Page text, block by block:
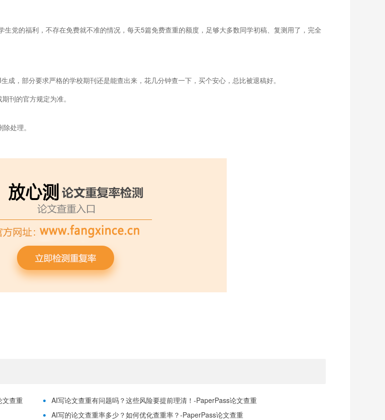
党的福利，不存在免费就不准的情况，每天5篇免费查重的额度，足够大多数同学初稿、复测用了，完全
成，部分要求严格的学校期刊还是能查出来，花几分钟查一下，买个安心，总比被退稿好。
刊的官方规定为准。
处理。
文查重
AI写论文查重有问题吗？这些风险要提前理清！-PaperPass论文查重
AI写的论文查重率多少？如何优化查重率？-PaperPass论文查重